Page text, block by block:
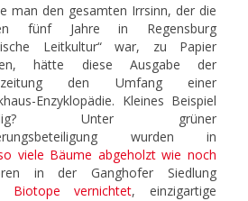
man den gesamten Irrsinn, der die
fünf Jahre in Regensburg
Leitkultur“ war, zu Papier
hätte diese Ausgabe der
den Umfang einer
Enzyklopädie. Kleines Beispiel
Unter grüner
wurden in
viele Bäume abgeholzt wie noch
in der Ganghofer Siedlung
Biotope vernichtet, einzigartige